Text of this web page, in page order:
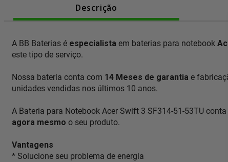
Descrição
A BB Baterias é especialista em baterias para notebook
este tipo de serviço.
Nossa bateria conta com 14 Meses de garantia e
unidades vendidas nos últimos 10 anos.
A Bateria para Notebook Acer Swift 3 SF314-51-53TU
agora mesmo o seu produto.
Vantagens
* Solucione seu problema de energia